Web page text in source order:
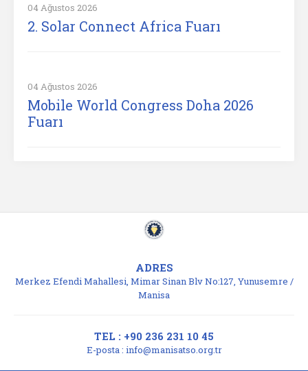
04 Ağustos 2026
2. Solar Connect Africa Fuarı
04 Ağustos 2026
Mobile World Congress Doha 2026
Fuarı
ADRES
Merkez Efendi Mahallesi, Mimar Sinan Blv No:127, Yunusemre /
Manisa
TEL : +90 236 231 10 45
E-posta : info@manisatso.org.tr